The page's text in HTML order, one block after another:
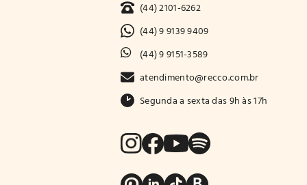
(44) 2101-6262
(44) 9 9139 9409
(44) 9 9151-3589
atendimento@recco.com.br
Segunda a sexta das 9h às 17h